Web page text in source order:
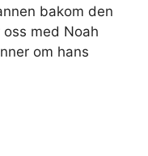
bakom den
oss med Noah
om hans